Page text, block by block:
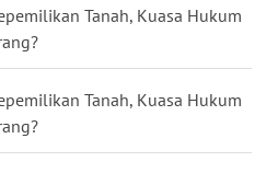
Tanah, Kuasa Hukum
Tanah, Kuasa Hukum